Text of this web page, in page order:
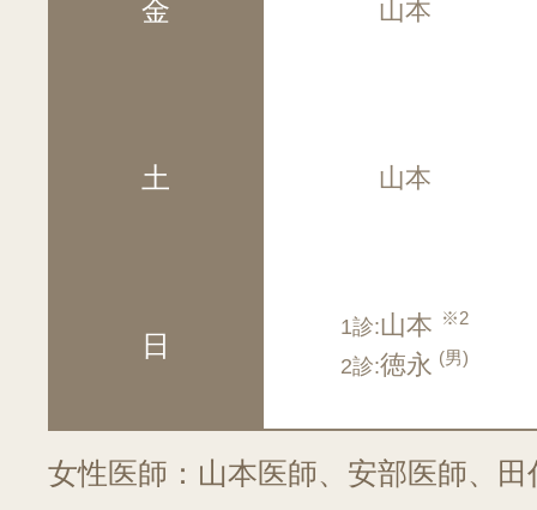
金 山本
土 山本
日
1診:山本 ※2
2診:徳永 (男)
女性医師：山本医師、安部医師、田